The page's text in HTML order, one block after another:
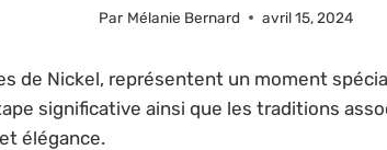
Par Mélanie Bernard avril 15, 2024
de Nickel, représentent un moment
significative ainsi que les traditions
élégance.